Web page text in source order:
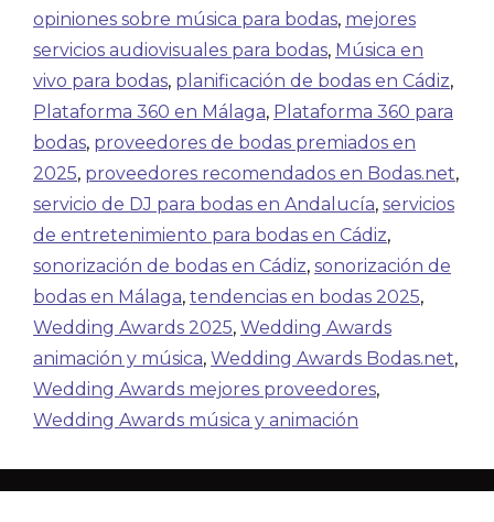
opiniones sobre música para bodas, mejores
servicios audiovisuales para bodas, Música en
vivo para bodas, planificación de bodas en Cádiz,
Plataforma 360 en Málaga, Plataforma 360 para
bodas, proveedores de bodas premiados en
2025, proveedores recomendados en Bodas.net,
servicio de DJ para bodas en Andalucía, servicios
de entretenimiento para bodas en Cádiz,
sonorización de bodas en Cádiz, sonorización de
bodas en Málaga, tendencias en bodas 2025,
Wedding Awards 2025, Wedding Awards
animación y música, Wedding Awards Bodas.net,
Wedding Awards mejores proveedores,
Wedding Awards música y animación